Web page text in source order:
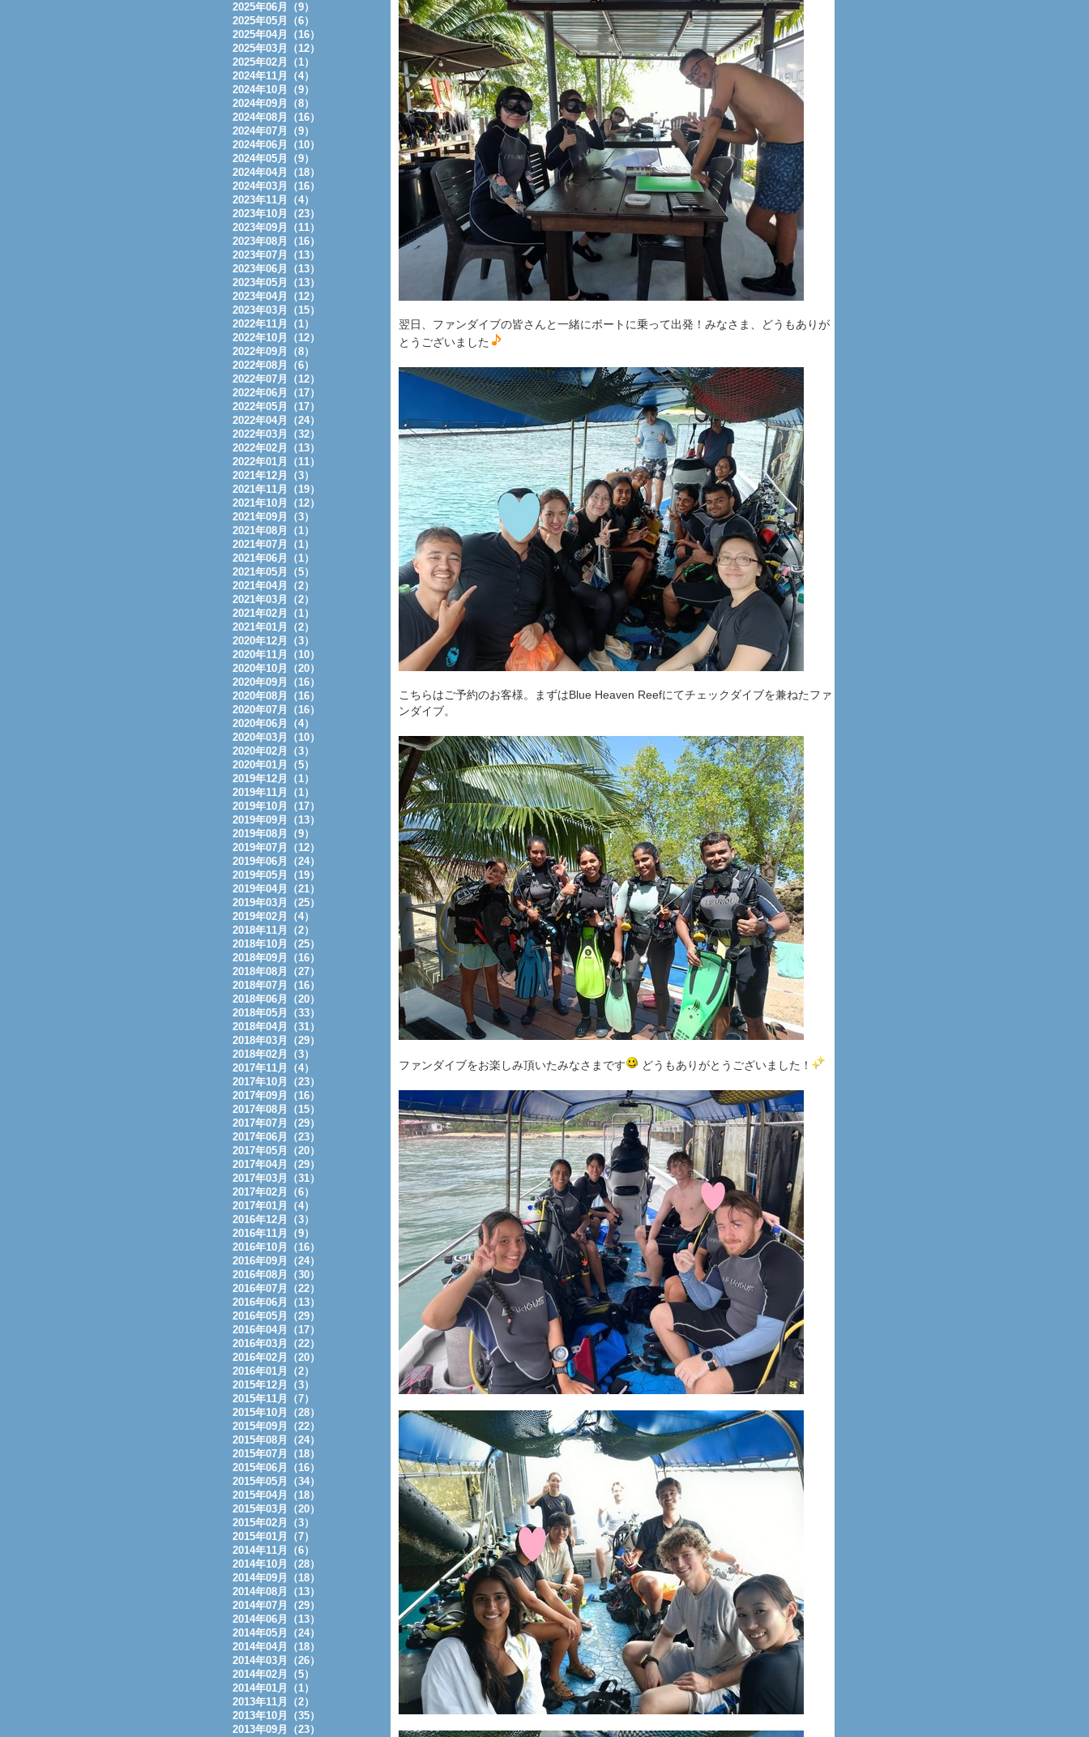
翌日、ファンダイブの皆さんと一緒にボートに乗って出発！みなさま、どうもありが
とうございました
こちらはご予約のお客様。まずはBlue Heaven Reefにてチェックダイブを兼ねたファ
ンダイブ。
ファンダイブをお楽しみ頂いたみなさまです どうもありがとうございました！
2025年06月（9）
2025年05月（6）
2025年04月（16）
2025年03月（12）
2025年02月（1）
2024年11月（4）
2024年10月（9）
2024年09月（8）
2024年08月（16）
2024年07月（9）
2024年06月（10）
2024年05月（9）
2024年04月（18）
2024年03月（16）
2023年11月（4）
2023年10月（23）
2023年09月（11）
2023年08月（16）
2023年07月（13）
2023年06月（13）
2023年05月（13）
2023年04月（12）
2023年03月（15）
2022年11月（1）
2022年10月（12）
2022年09月（8）
2022年08月（6）
2022年07月（12）
2022年06月（17）
2022年05月（17）
2022年04月（24）
2022年03月（32）
2022年02月（13）
2022年01月（11）
2021年12月（3）
2021年11月（19）
2021年10月（12）
2021年09月（3）
2021年08月（1）
2021年07月（1）
2021年06月（1）
2021年05月（5）
2021年04月（2）
2021年03月（2）
2021年02月（1）
2021年01月（2）
2020年12月（3）
2020年11月（10）
2020年10月（20）
2020年09月（16）
2020年08月（16）
2020年07月（16）
2020年06月（4）
2020年03月（10）
2020年02月（3）
2020年01月（5）
2019年12月（1）
2019年11月（1）
2019年10月（17）
2019年09月（13）
2019年08月（9）
2019年07月（12）
2019年06月（24）
2019年05月（19）
2019年04月（21）
2019年03月（25）
2019年02月（4）
2018年11月（2）
2018年10月（25）
2018年09月（16）
2018年08月（27）
2018年07月（16）
2018年06月（20）
2018年05月（33）
2018年04月（31）
2018年03月（29）
2018年02月（3）
2017年11月（4）
2017年10月（23）
2017年09月（16）
2017年08月（15）
2017年07月（29）
2017年06月（23）
2017年05月（20）
2017年04月（29）
2017年03月（31）
2017年02月（6）
2017年01月（4）
2016年12月（3）
2016年11月（9）
2016年10月（16）
2016年09月（24）
2016年08月（30）
2016年07月（22）
2016年06月（13）
2016年05月（29）
2016年04月（17）
2016年03月（22）
2016年02月（20）
2016年01月（2）
2015年12月（3）
2015年11月（7）
2015年10月（28）
2015年09月（22）
2015年08月（24）
2015年07月（18）
2015年06月（16）
2015年05月（34）
2015年04月（18）
2015年03月（20）
2015年02月（3）
2015年01月（7）
2014年11月（6）
2014年10月（28）
2014年09月（18）
2014年08月（13）
2014年07月（29）
2014年06月（13）
2014年05月（24）
2014年04月（18）
2014年03月（26）
2014年02月（5）
2014年01月（1）
2013年11月（2）
2013年10月（35）
2013年09月（23）